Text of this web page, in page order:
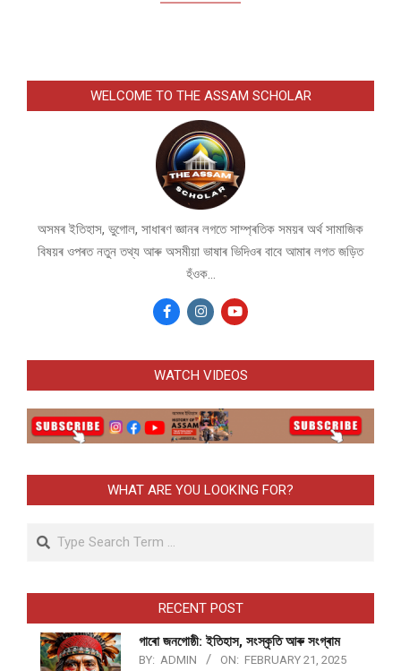
WELCOME TO THE ASSAM SCHOLAR
অসমৰ ইতিহাস, ভুগোল, সাধাৰণ জ্ঞানৰ লগতে সাম্প্ৰতিক সময়ৰ অৰ্থ সামাজিক
বিষয়ৰ ওপৰত নতুন তথ্য আৰু অসমীয়া ভাষাৰ ভিদিওৰ বাবে আমাৰ লগত জড়িত
হঁওক...
WATCH VIDEOS
WHAT ARE YOU LOOKING FOR?
Search
RECENT POST
গাৰো জনগোষ্ঠী: ইতিহাস, সংস্কৃতি আৰু সংগ্ৰাম
BY: ADMIN ON: FEBRUARY 21, 2025